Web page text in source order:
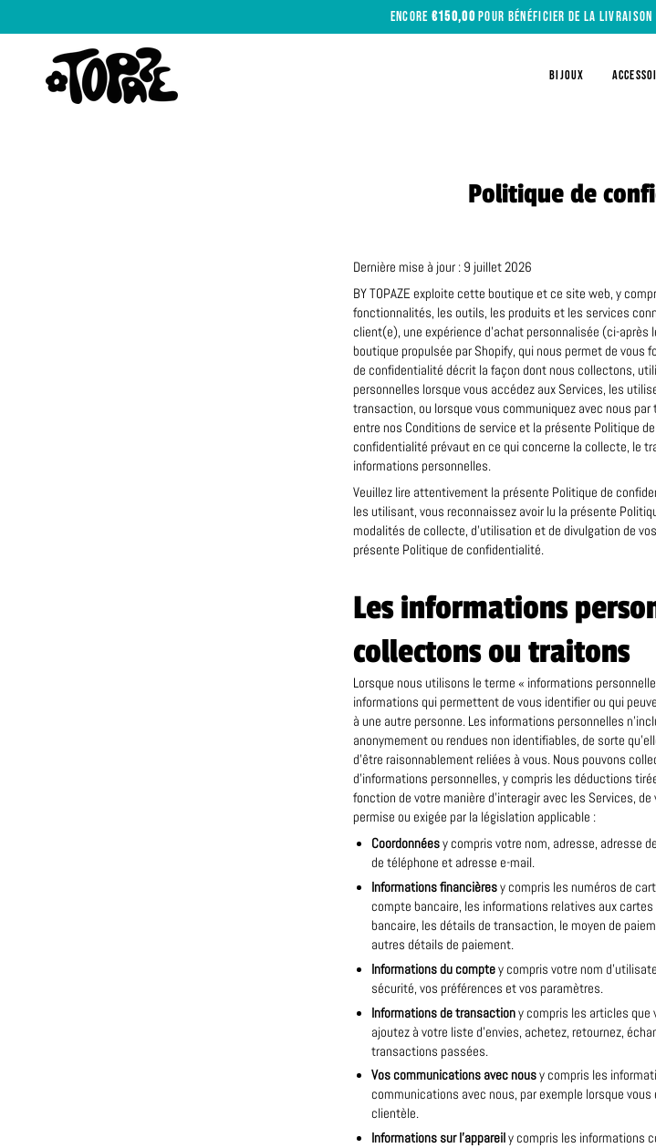
ENCORE €150,00 POUR BÉNÉFICIER DE LA
BIJOUX
Politique de
Dernière mise à jour : 9 juillet 2026
BY TOPAZE exploite cette boutique et ce site web, y
fonctionnalités, les outils, les produits et les services
client(e), une expérience d’achat personnalisée (ci-après
boutique propulsée par Shopify, qui nous permet de vous
de confidentialité décrit la façon dont nous collectons,
personnelles lorsque vous accédez aux Services, les
transaction, ou lorsque vous communiquez avec nous
entre nos Conditions de service et la présente Politique
confidentialité prévaut en ce qui concerne la collecte, le
informations personnelles.
Veuillez lire attentivement la présente Politique de
les utilisant, vous reconnaissez avoir lu la présente
modalités de collecte, d’utilisation et de divulgation de
présente Politique de confidentialité.
Les informations
collectons ou traitons
Lorsque nous utilisons le terme « informations
informations qui permettent de vous identifier ou qui
à une autre personne. Les informations personnelles
anonymement ou rendues non identifiables, de sorte
d’être raisonnablement reliées à vous. Nous pouvons
d’informations personnelles, y compris les déductions
fonction de votre manière d’interagir avec les Services,
permise ou exigée par la législation applicable :
Coordonnéesy compris votre nom, adresse, adresse
de téléphone et adresse e-mail.
Informations financièresy compris les numéros de
compte bancaire, les informations relatives aux
bancaire, les détails de transaction, le moyen de
autres détails de paiement.
Informations du comptey compris votre nom
sécurité, vos préférences et vos paramètres.
Informations de transactiony compris les articles que
ajoutez à votre liste d’envies, achetez, retournez,
transactions passées.
Vos communications avec nousy compris les
communications avec nous, par exemple lorsque vous
clientèle.
Informations sur l’appareily compris les informations